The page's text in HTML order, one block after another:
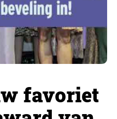
favoriet